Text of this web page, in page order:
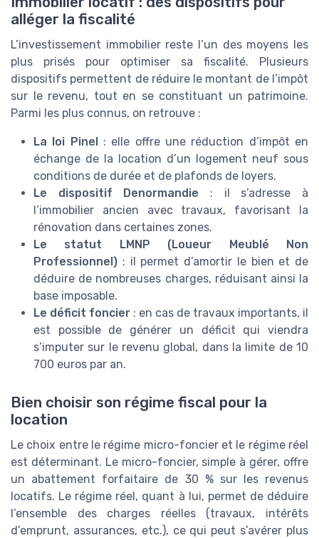
alléger la fiscalité
L’investissement immobilier reste l’un des moyens les
plus prisés pour optimiser sa fiscalité. Plusieurs
dispositifs permettent de réduire le montant de l’impôt
sur le revenu, tout en se constituant un patrimoine.
Parmi les plus connus, on retrouve :
La loi Pinel: elle offre une réduction d’impôt en
échange de la location d’un logement neuf sous
conditions de durée et de plafonds de loyers.
Le dispositif Denormandie : il s’adresse à
l’immobilier ancien avec travaux, favorisant la
rénovation dans certaines zones.
Le statut LMNP (Loueur Meublé Non
Professionnel) : il permet d’amortir le bien et de
déduire de nombreuses charges, réduisant ainsi la
base imposable.
Le déficit foncier : en cas de travaux importants, il
est possible de générer un déficit qui viendra
s’imputer sur le revenu global, dans la limite de 10
700 euros par an.
Bien choisir son régime fiscal pour la
location
Le choix entre le régime micro-foncier et le régime réel
est déterminant. Le micro-foncier, simple à gérer, offre
un abattement forfaitaire de 30 % sur les revenus
locatifs. Le régime réel, quant à lui, permet de déduire
l’ensemble des charges réelles (travaux, intérêts
d’emprunt, assurances, etc.), ce qui peut s’avérer plus